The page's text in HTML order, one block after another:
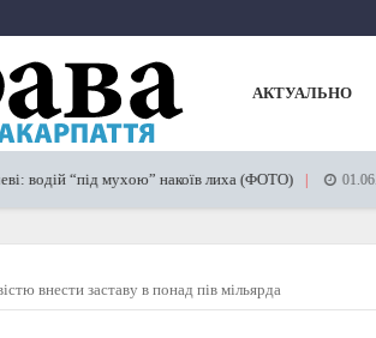
АКТУАЛЬНО
“під мухою” накоїв лиха (ФОТО) 01.06.2023
внести заставу в понад пів мільярда